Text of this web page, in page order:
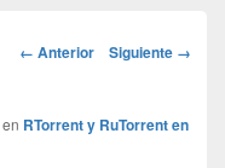
Navegador
← Anterior Siguiente →
en RTorrent y RuTorrent en